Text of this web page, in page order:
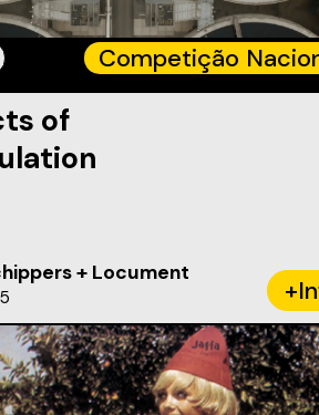
Competição
of
+ Locument